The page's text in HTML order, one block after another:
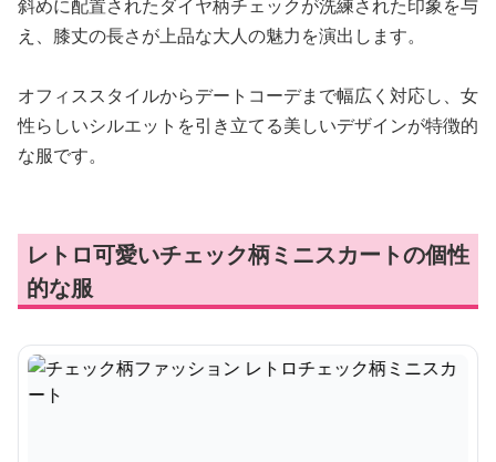
斜めに配置されたダイヤ柄チェックが洗練された印象を与
え、膝丈の長さが上品な大人の魅力を演出します。
オフィススタイルからデートコーデまで幅広く対応し、女
性らしいシルエットを引き立てる美しいデザインが特徴的
な服です。
レトロ可愛いチェック柄ミニスカートの個性
的な服